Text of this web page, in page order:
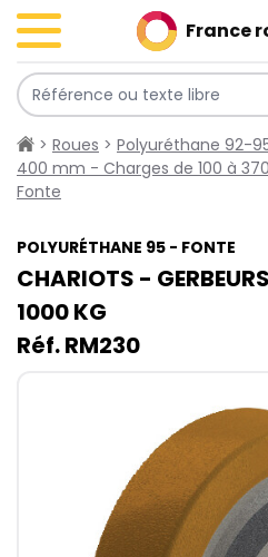
France
> Roues > Polyuréthane 92-
400 mm - Charges de 100 à
Fonte
POLYURÉTHANE 95 - FONTE
CHARIOTS -
1000​ KG
Réf. RM230